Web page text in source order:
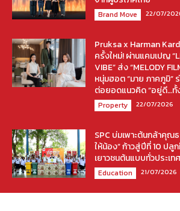
Brand Move 22/07/
Pruksa x Harman
ครั้งใหม่! ผ่านแคมเปญ
VIBE” ส่ง “MELODY
หนุ่มฮอต “มาย ภาคภูมิ”
ต่อยอดแนวคิด “อยู่ดี…ทั้
Property 22/07/2026
SPC บ่มเพาะต้นกล้าคุ
ให้น้อง” ก้าวสู่ปีที่ 10 ป
เยาวชนต้นแบบทั่วประเทศ
Education 21/07/2026